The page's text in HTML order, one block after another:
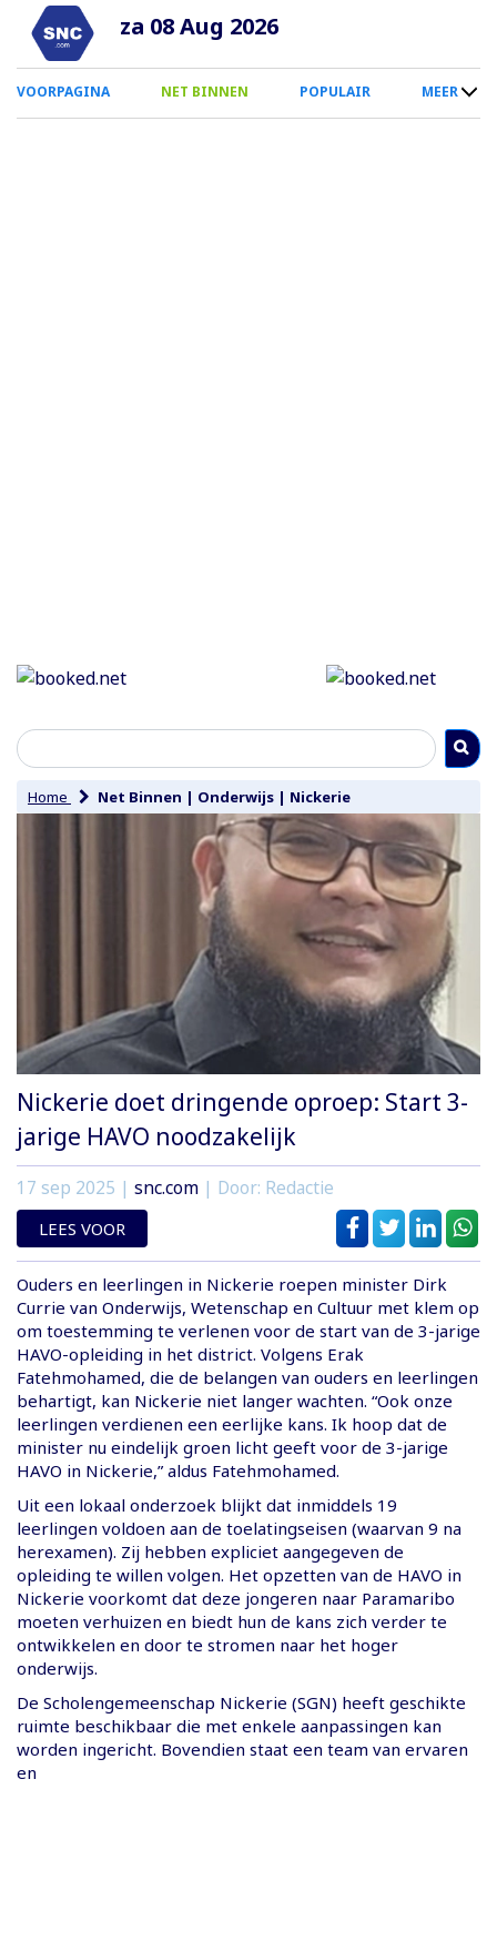
Overslaan
naar
inhoud
za 08 Aug 2026
0
Smartphone
VOORPAGINA NET BINNEN POPULAIR MEER
Home Net Binnen | Onderwijs | Nickerie
Nickerie doet dringende oproep: Start 3-
jarige HAVO noodzakelijk
17 sep 2025 | snc.com | Door: Redactie
LEES VOOR
Ouders en leerlingen in Nickerie roepen minister Dirk
Currie van Onderwijs, Wetenschap en Cultuur met klem op
om toestemming te verlenen voor de start van de 3-jarige
HAVO-opleiding in het district. Volgens Erak
Fatehmohamed, die de belangen van ouders en leerlingen
behartigt, kan Nickerie niet langer wachten. “Ook onze
leerlingen verdienen een eerlijke kans. Ik hoop dat de
minister nu eindelijk groen licht geeft voor de 3-jarige
HAVO in Nickerie,” aldus Fatehmohamed.
Uit een lokaal onderzoek blijkt dat inmiddels 19
leerlingen voldoen aan de toelatingseisen (waarvan 9 na
herexamen). Zij hebben expliciet aangegeven de
opleiding te willen volgen. Het opzetten van de HAVO in
Nickerie voorkomt dat deze jongeren naar Paramaribo
moeten verhuizen en biedt hun de kans zich verder te
ontwikkelen en door te stromen naar het hoger
onderwijs.
De Scholengemeenschap Nickerie (SGN) heeft geschikte
ruimte beschikbaar die met enkele aanpassingen kan
worden ingericht. Bovendien staat een team van ervaren
en